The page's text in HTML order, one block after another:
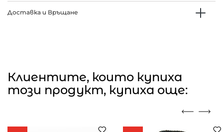
Доставка и Връщане
Клиентите, които купиха
този продукт, купиха още: